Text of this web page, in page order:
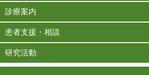
診療案内
患者支援・相談
研究活動